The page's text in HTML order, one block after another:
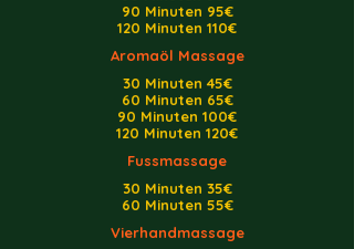
90 Minuten 95€
120 Minuten 110€
Aromaöl Massage
30 Minuten 45€
60 Minuten 65€
90 Minuten 100€
120 Minuten 120€
Fussmassage
30 Minuten 35€
60 Minuten 55€
Vierhandmassage